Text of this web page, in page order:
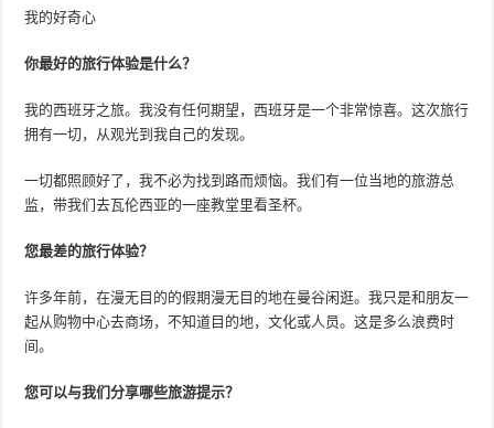
我的好奇心
你最好的旅行体验是什么？
我的西班牙之旅。我没有任何期望，西班牙是一个非常惊喜。这次旅行
拥有一切，从观光到我自己的发现。
一切都照顾好了，我不必为找到路而烦恼。我们有一位当地的旅游总
监，带我们去瓦伦西亚的一座教堂里看圣杯。
您最差的旅行体验？
许多年前，在漫无目的的假期漫无目的地在曼谷闲逛。我只是和朋友一
起从购物中心去商场，不知道目的地，文化或人员。这是多么浪费时
间。
您可以与我们分享哪些旅游提示？